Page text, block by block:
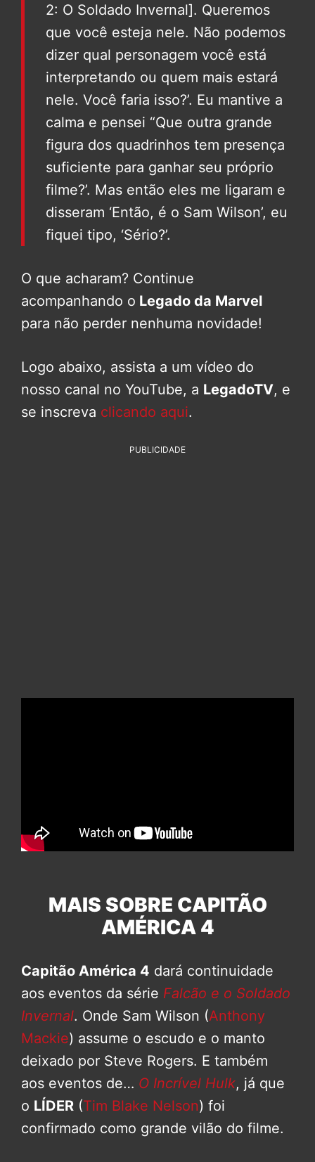
2: O Soldado Invernal]. Queremos
que você esteja nele. Não podemos
dizer qual personagem você está
interpretando ou quem mais estará
nele. Você faria isso?’. Eu mantive a
calma e pensei “Que outra grande
figura dos quadrinhos tem presença
suficiente para ganhar seu próprio
filme?’. Mas então eles me ligaram e
disseram ‘Então, é o Sam Wilson’, eu
fiquei tipo, ‘Sério?’.
O que acharam? Continue
acompanhando o Legado da Marvel
para não perder nenhuma novidade!
Logo abaixo, assista a um vídeo do
nosso canal no YouTube, a LegadoTV, e
se inscreva clicando aqui.
PUBLICIDADE
MAIS SOBRE CAPITÃO
AMÉRICA 4
Capitão América 4 dará continuidade
aos eventos da série Falcão e o Soldado
Invernal. Onde Sam Wilson (Anthony
Mackie) assume o escudo e o manto
deixado por Steve Rogers. E também
aos eventos de… O Incrível Hulk, já que
o LÍDER (Tim Blake Nelson) foi
confirmado como grande vilão do filme.